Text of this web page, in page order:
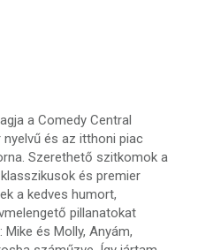
a Comedy Central
nyelvű és az itthoni piac
Szerethető szitkomok a
és premier
a kedves humort,
pillanatokat
és Molly, Anyám,